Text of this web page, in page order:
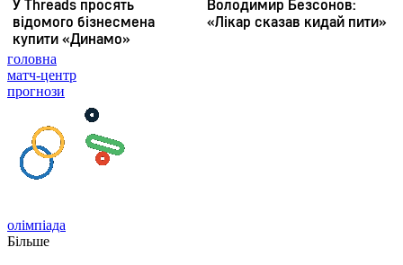
головна
матч-центр
прогнози
олімпіада
Більше